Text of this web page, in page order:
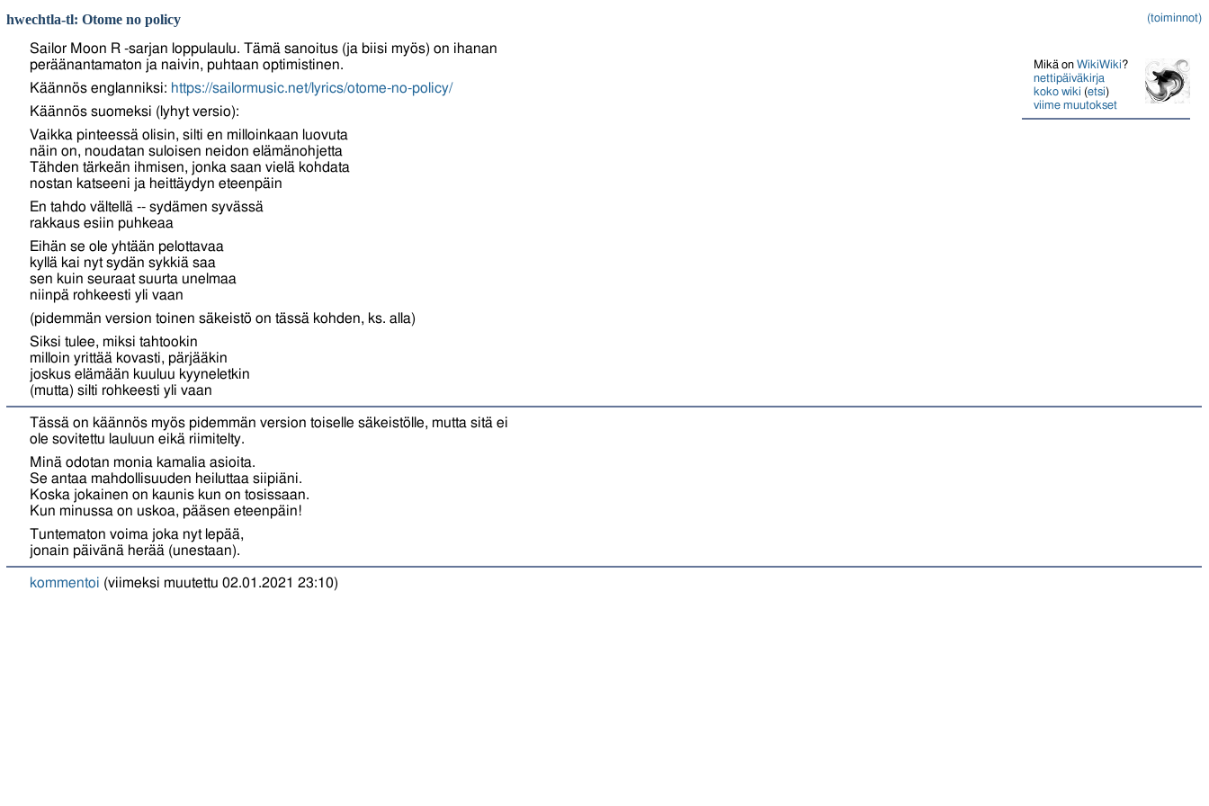
(toiminnot)
hwechtla-tl: Otome no policy
Mikä onWikiWiki?
nettipäiväkirja
koko wiki (etsi)
viime muutokset
Sailor Moon R -sarjan loppulaulu. Tämä sanoitus (ja biisi myös) on ihanan
peräänantamaton ja naivin, puhtaan optimistinen.
Käännös englanniksi: https://sailormusic.net/lyrics/otome-no-policy/
Käännös suomeksi (lyhyt versio):
Vaikka pinteessä olisin, silti en milloinkaan luovuta
näin on, noudatan suloisen neidon elämänohjetta
Tähden tärkeän ihmisen, jonka saan vielä kohdata
nostan katseeni ja heittäydyn eteenpäin
En tahdo vältellä -- sydämen syvässä
rakkaus esiin puhkeaa
Eihän se ole yhtään pelottavaa
kyllä kai nyt sydän sykkiä saa
sen kuin seuraat suurta unelmaa
niinpä rohkeesti yli vaan
(pidemmän version toinen säkeistö on tässä kohden, ks. alla)
Siksi tulee, miksi tahtookin
milloin yrittää kovasti, pärjääkin
joskus elämään kuuluu kyyneletkin
(mutta) silti rohkeesti yli vaan
Tässä on käännös myös pidemmän version toiselle säkeistölle, mutta sitä ei
ole sovitettu lauluun eikä riimitelty.
Minä odotan monia kamalia asioita.
Se antaa mahdollisuuden heiluttaa siipiäni.
Koska jokainen on kaunis kun on tosissaan.
Kun minussa on uskoa, pääsen eteenpäin!
Tuntematon voima joka nyt lepää,
jonain päivänä herää (unestaan).
kommentoi (viimeksi muutettu 02.01.2021 23:10)